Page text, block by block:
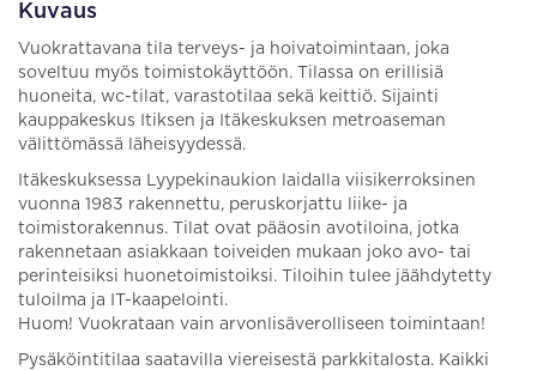
Kuvaus
Vuokrattavana tila terveys- ja hoivatoimintaan, joka
soveltuu myös toimistokäyttöön. Tilassa on erillisiä
huoneita, wc-tilat, varastotilaa sekä keittiö. Sijainti
kauppakeskus Itiksen ja Itäkeskuksen metroaseman
välittömässä läheisyydessä.
Itäkeskuksessa Lyypekinaukion laidalla viisikerroksinen
vuonna 1983 rakennettu, peruskorjattu liike- ja
toimistorakennus. Tilat ovat pääosin avotiloina, jotka
rakennetaan asiakkaan toiveiden mukaan joko avo- tai
perinteisiksi huonetoimistoiksi. Tiloihin tulee jäähdytetty
tuloilma ja IT-kaapelointi.
Huom! Vuokrataan vain arvonlisäverolliseen toimintaan!
Pysäköintitilaa saatavilla viereisestä parkkitalosta. Kaikki